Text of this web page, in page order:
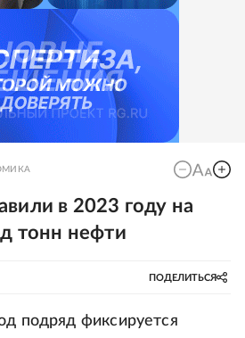
в 2023 году на
тонн нефти
ПОДЕЛИТЬСЯ
подряд фиксируется